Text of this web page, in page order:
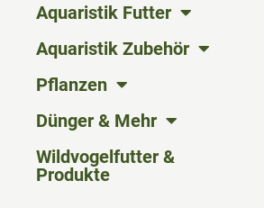
Aquaristik Futter
Aquaristik Zubehör
Pflanzen
Dünger & Mehr
Wildvogelfutter &
Produkte